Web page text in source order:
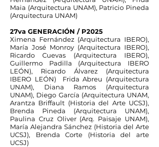
Maia (Arquitectura UNAM), Patricio Pineda
(Arquitectura UNAM)
27va GENERACIÓN / P2025
Ximena Fernández (Arquitectura IBERO),
María José Monroy (Arquitectura IBERO),
Ricardo Cuevas (Arquitectura IBERO),
Guillermo Padilla (Arquitectura IBERO
LEÓN), Ricardo Álvarez (Arquitectura
IBERO LEÓN) Frida Abreu (Arquitectura
UNAM), Diana Ramos (Arquitectura
UNAM), Diego García (Arquitectura UNAM,
Arantza Briffault (Historia del Arte UCSJ),
Brenda Pineda (Arquitectura UNAM),
Paulina Cruz Oliver (Arq. Paisaje UNAM),
María Alejandra Sánchez (Historia del Arte
UCSJ), Brenda Corte (Historia del arte
UCSJ)